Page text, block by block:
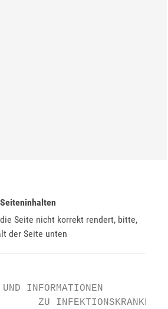
Seite nicht korrekt rendert, bitte,
der Seite unten
INFORMATIONEN
ZU